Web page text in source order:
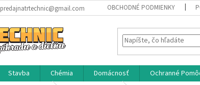
predajnatrtechnic@gmail.com OBCHODNÉ PODMIENKY
Stavba Chémia Domácnosť Ochranné